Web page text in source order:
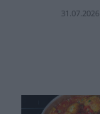
31.07.2026